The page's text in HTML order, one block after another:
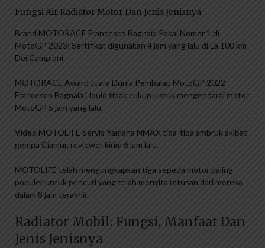
Fungsi Air Radiator Motor Dan Jenis Jenisnya
Brand MOTORACE Francesco Bagnaia Pakai Nomor 1 di
MotoGP 2023; Sertifikat digunakan 4 jam yang lalu di La 100 km
Dei Campioni
MOTORACE Award Juara Dunia Pembalap MotoGP 2022
Francesco Bagnaia Liquid tidak cukup untuk mengendarai motor
MotoGP 5 jam yang lalu.
Video MOTOLIFE Servis Yamaha NMAX tiba-tiba ambruk akibat
gempa Cianjur, reviewer kirim 6 jam lalu.
MOTOLIFE telah mengungkapkan tiga sepeda motor paling
populer untuk pencuri yang telah menyita ratusan dari mereka
dalam 8 jam terakhir.
Radiator Mobil: Fungsi, Manfaat Dan
Jenis Jenisnya